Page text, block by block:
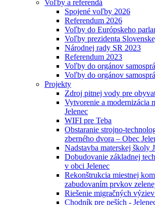
Voľby a referendá
Spojené voľby 2026
Referendum 2026
Voľby do Európskeho
Voľby prezidenta
Národnej rady SR 2023
Referendum 2023
Voľby do orgánov
Voľby do orgánov
Projekty
Zdroj pitnej vody pre
Vytvorenie a modernizácia
Jelenec
WIFI pre Teba
Obstaranie strojno-
zberného dvora – Obec
Nadstavba materskej školy
Dobudovanie základnej
v obci Jelenec
Rekonštrukcia miestnej
zabudovaním prvkov
Riešenie migračných
Chodník pre peších -